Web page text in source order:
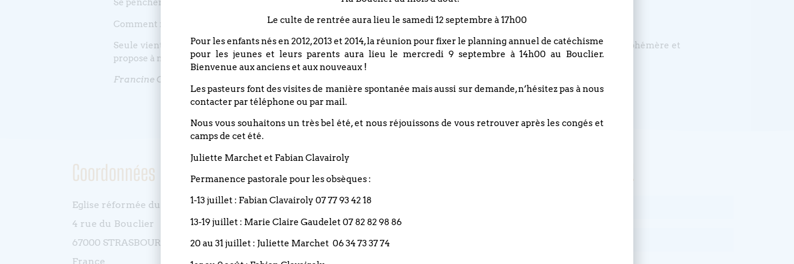
Se pencher sans fin dans la vie des autres n’est-ce pas dévitaliser la sienne jusqu’à en clore le personnes ?
Comment rester dans l’affection sans la murer en prison sinon en se laissant transpercer par la brise de l’origine ?
Seule vient nous réveiller de nos indolences et nous délivrer de nos capacités cette haleine de lumière qui déborde d’éphémère et
propose à notre déchiffrage la subtile partition déposée en tout visage
Francine Carillo, théologienne réformée suisse
Coordonnées
Eglise réformée du Bouclier
4 rue du Bouclier
67000 STRASBOURG
France
Restez informé(e), abonnez-vous !
Le culte de rentrée aura lieu le samedi 12 septembre à 17h00
Pour les enfants nés en 2012, 2013 et 2014, la réunion pour fixer le planning annuel de catéchisme
pour les jeunes et leurs parents aura lieu le mercredi 9 septembre à 14h00 au Bouclier.
Bienvenue aux anciens et aux nouveaux !
Les pasteurs font des visites de manière spontanée mais aussi sur demande, n’hésitez pas à nous
contacter par téléphone ou par mail.
Nous vous souhaitons un très bel été, et nous réjouissons de vous retrouver après les congés et
camps de cet été.
Juliette Marchet et Fabian Clavairoly
Permanence pastorale pour les obsèques :
1-13 juillet : Fabian Clavairoly 07 77 93 42 18
13-19 juillet : Marie Claire Gaudelet 07 82 82 98 86
20 au 31 juillet : Juliette Marchet 06 34 73 37 74